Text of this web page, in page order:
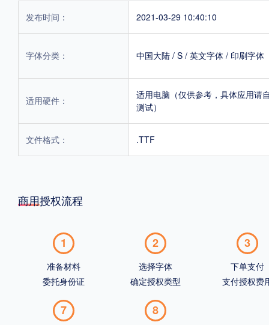
发布时间： 2021-03-29 10:40:10
字体分类： 中国大陆 / S / 英文字体 / 印刷字体
适用硬件：
适用电脑（仅供参考，具体应用请
测试）
文件格式： .TTF
商用授权流程
1
准备材料
委托身份证
2
选择字体
确定授权类型
3
下单支付
支付授权费
7 8